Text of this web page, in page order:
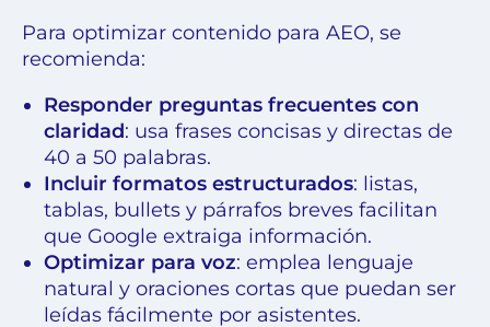
Para optimizar contenido para AEO, se
recomienda:
Responder preguntas frecuentes con
claridad: usa frases concisas y directas de
40 a 50 palabras.
Incluir formatos estructurados: listas,
tablas, bullets y párrafos breves facilitan
que Google extraiga información.
Optimizar para voz: emplea lenguaje
natural y oraciones cortas que puedan ser
leídas fácilmente por asistentes.